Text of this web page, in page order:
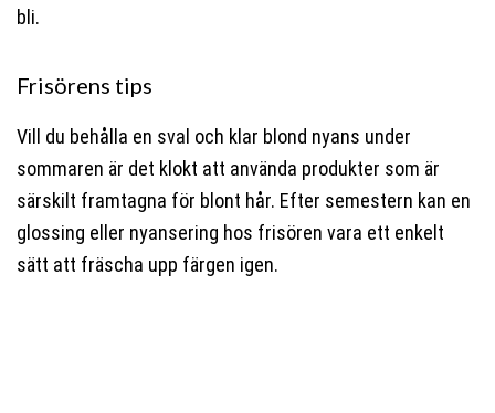
bli.
Frisörens tips
Vill du behålla en sval och klar blond nyans under
sommaren är det klokt att använda produkter som är
särskilt framtagna för blont hår. Efter semestern kan en
glossing eller nyansering hos frisören vara ett enkelt
sätt att fräscha upp färgen igen.